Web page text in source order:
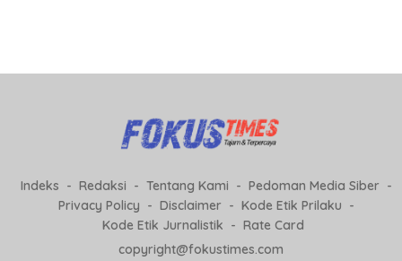
Indeks Redaksi Tentang Kami
Pedoman Media Siber
Privacy Policy
Disclaimer
Kode Etik Prilaku
Kode Etik Jurnalistik
Rate Card
copyright@fokustimes.com